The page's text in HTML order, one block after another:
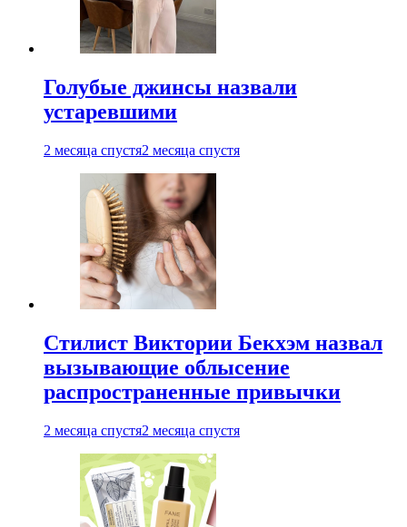
Голубые джинсы назвали
устаревшими
2 месяца спустя2 месяца спустя
Стилист Виктории Бекхэм назвал
вызывающие облысение
распространенные привычки
2 месяца спустя2 месяца спустя